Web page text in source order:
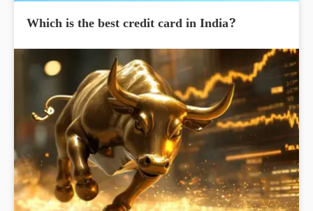
Which is the best credit card in India?